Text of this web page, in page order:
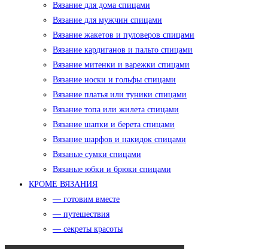
Вязание для дома спицами
Вязание для мужчин спицами
Вязание жакетов и пуловеров спицами
Вязание кардиганов и пальто спицами
Вязание митенки и варежки спицами
Вязание носки и гольфы спицами
Вязание платья или туники спицами
Вязание топа или жилета спицами
Вязание шапки и берета спицами
Вязание шарфов и накидок спицами
Вязаные сумки спицами
Вязаные юбки и брюки спицами
КРОМЕ ВЯЗАНИЯ
— готовим вместе
— путешествия
— секреты красоты